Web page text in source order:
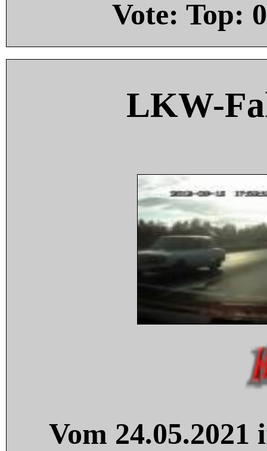
Vote: Top: 0
LKW-
Vom